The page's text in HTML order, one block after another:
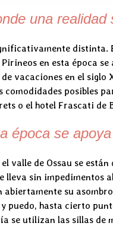
una
distinta.
en esta época
vacaciones en el siglo
comodidades posibles
o el hotel Frascati de
época se
valle de Ossau se
sin impedimentos
su
puedo, hasta cierto
se utilizan las sillas de